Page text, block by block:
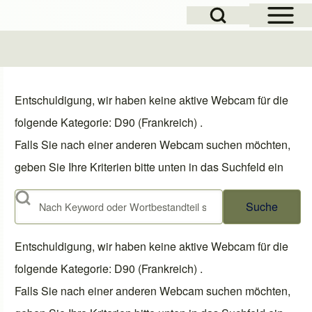
Open Sidebar
Open Search Block
Entschuldigung, wir haben keine aktive Webcam für die
folgende Kategorie: D90 (Frankreich) .
Falls Sie nach einer anderen Webcam suchen möchten,
geben Sie Ihre Kriterien bitte unten in das Suchfeld ein
Suche
Entschuldigung, wir haben keine aktive Webcam für die
folgende Kategorie: D90 (Frankreich) .
Falls Sie nach einer anderen Webcam suchen möchten,